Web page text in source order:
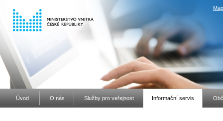
Úvod O nás Služby pro veřejnost Informační servis